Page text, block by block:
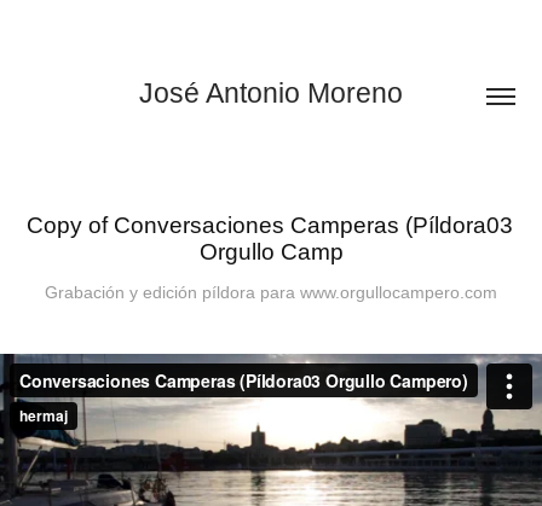
José Antonio Moreno
Copy of Conversaciones Camperas (Píldora03
Orgullo Camp
Grabación y edición píldora para www.orgullocampero.com